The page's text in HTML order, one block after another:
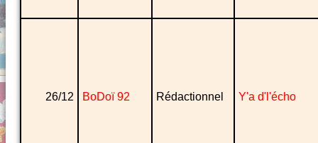
26/12 BoDoï 92 Rédactionnel Y'a d'l'écho